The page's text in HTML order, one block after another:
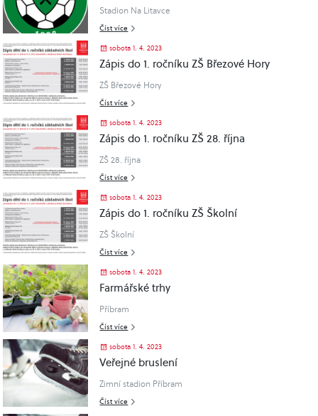
Stadion Na Litavce
Číst více
sobota 1. 4. 2023
Zápis do 1. ročníku ZŠ Březové Hory
ZŠ Březové Hory
Číst více
sobota 1. 4. 2023
Zápis do 1. ročníku ZŠ 28. října
ZŠ 28. října
Číst více
sobota 1. 4. 2023
Zápis do 1. ročníku ZŠ Školní
ZŠ Školní
Číst více
sobota 1. 4. 2023
Farmářské trhy
Příbram
Číst více
sobota 1. 4. 2023
Veřejné bruslení
Zimní stadion Příbram
Číst více